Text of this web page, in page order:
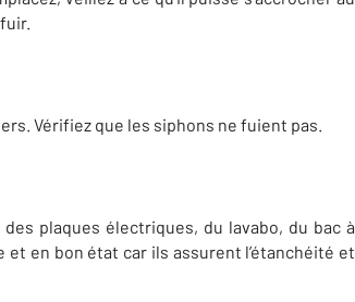
Vérifiez que les siphons ne fuient pas.
plaques électriques, du lavabo, du bac à
en bon état car ils assurent l’étanchéité et